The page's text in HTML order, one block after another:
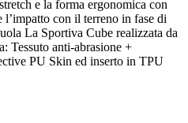
e la forma ergonomica con
con il terreno in fase di
La Sportiva Cube realizzata da
Tessuto anti-abrasione +
PU Skin ed inserto in TPU